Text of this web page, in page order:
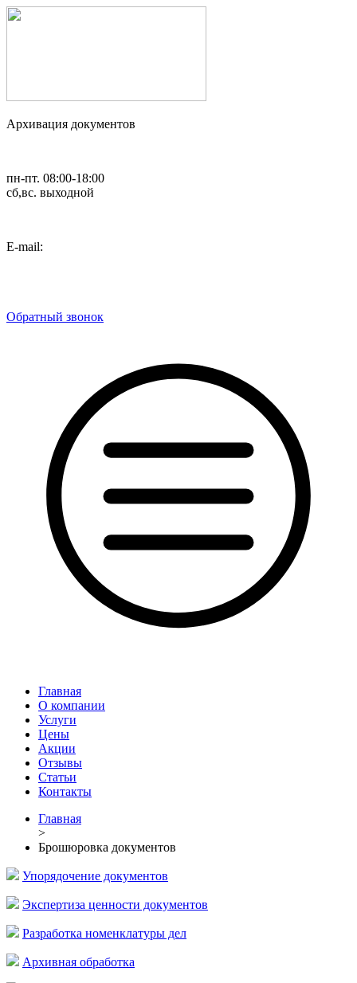
Архивация документов
пн-пт. 08:00-18:00
сб,вс. выходной
Е-mail:
Обратный звонок
Главная
О компании
Услуги
Цены
Акции
Отзывы
Статьи
Контакты
Главная
>
Брошюровка документов
Упорядочение документов
Экспертиза ценности документов
Разработка номенклатуры дел
Архивная обработка